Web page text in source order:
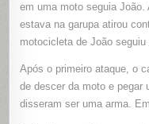
em uma moto seguia
estava na garupa atirou
motocicleta de João
Após o primeiro ataque, o
de descer da moto e pegar
disseram ser uma arma.